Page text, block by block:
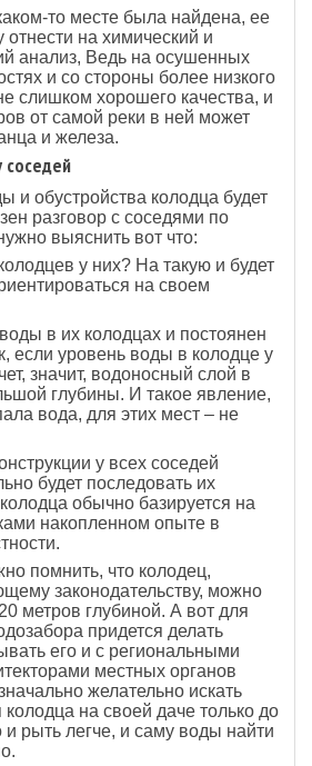
то месте была найдена, ее
на химический и
анализ, Ведь на осушенных
и со стороны более низкого
слишком хорошего качества, и
от самой реки в ней может
и железа.
соседей
и обустройства колодца будет
разговор с соседями по
выяснить вот что:
у них? На такую и будет
на своем
в их колодцах и постоянен
если уровень воды в колодце у
значит, водоносный слой в
глубины. И такое явление,
вода, для этих мест – не
у всех соседей
будет последовать их
обычно базируется на
накопленном опыте в
помнить, что колодец,
законодательству, можно
метров глубиной. А вот для
придется делать
его и с региональными
местных органов
желательно искать
на своей даче только до
и рыть легче, и саму воды найти